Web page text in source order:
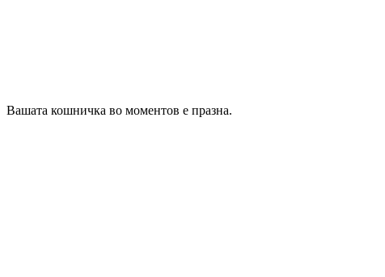
Вашата кошничка во моментов е празна.